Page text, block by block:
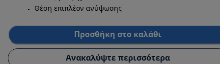
Θέση επιπλέον ανύψωσης
Προσθήκη στο καλάθι
Ανακαλύψτε περισσότερα